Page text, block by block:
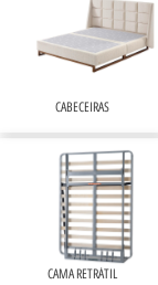
CAMA RETRÁTIL
CABECEIRAS